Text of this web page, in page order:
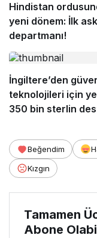
Hindistan
yeni dönem: İlk
departmanı!
İngiltere’den
teknolojileri için
350 bin sterlin
Beğendim
Kızgın
Tamamen
Abone